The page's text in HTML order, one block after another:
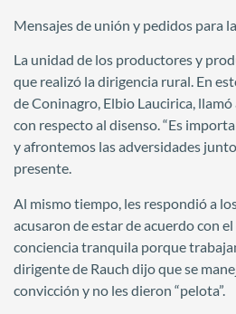
Mensajes de unión y pedidos para
La unidad de los productores y
que realizó la dirigencia rural. En
de Coninagro, Elbio Laucirica,
con respecto al disenso. “Es
y afrontemos las adversidades
presente.
Al mismo tiempo, les respondió a
acusaron de estar de acuerdo con el
conciencia tranquila porque
dirigente de Rauch dijo que se
convicción y no les dieron “pelota”.